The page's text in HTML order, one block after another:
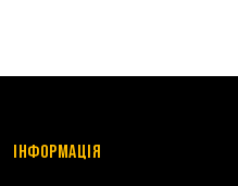
ІНФОРМАЦІЯ